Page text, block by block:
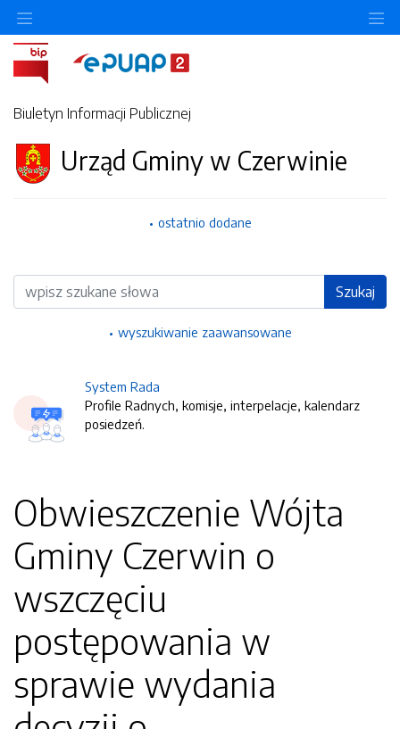
Biuletyn Informacji Publicznej
Urząd Gminy w Czerwinie
ostatnio dodane
Wyszukiwarka Szukaj
wyszukiwanie zaawansowane
System Rada
Profile Radnych, komisje, interpelacje, kalendarz
posiedzeń.
Obwieszczenie Wójta
Gminy Czerwin o
wszczęciu
postępowania w
sprawie wydania